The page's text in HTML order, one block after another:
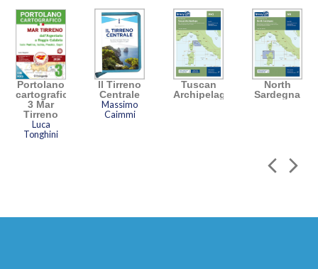
Portolano
cartografico
3 Mar
Tirreno
Luca
Tonghini
Il Tirreno
Centrale
Massimo
Caimmi
Tuscan
Archipelago
North
Sardegna